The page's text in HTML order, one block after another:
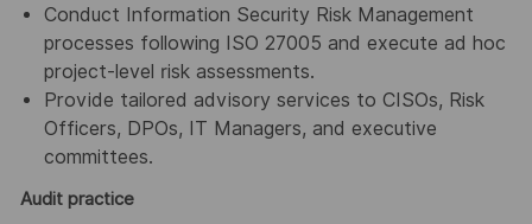
Conduct Information Security Risk Management
processes following ISO 27005 and execute ad hoc
project-level risk assessments.
Provide tailored advisory services to CISOs, Risk
Officers, DPOs, IT Managers, and executive
committees.
Audit practice